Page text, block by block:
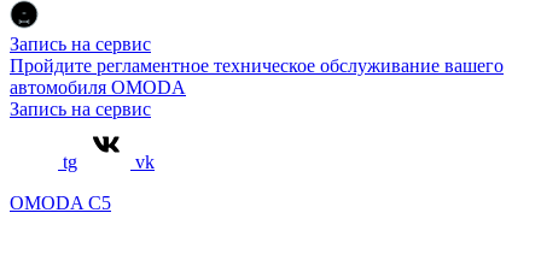
Запись на сервис
Пройдите регламентное техническое обслуживание вашего
автомобиля OMODA
Запись на сервис
tg
vk
OMODA C5